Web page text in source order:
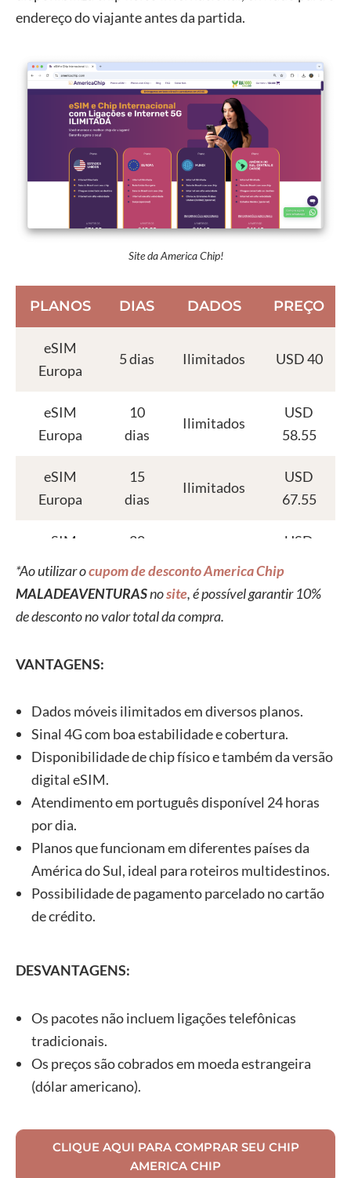
endereço do viajante antes da partida.
Site da America Chip!
PLANOS DIAS DADOS PREÇO
eSIM
Europa
5 dias Ilimitados USD 40
eSIM
Europa
10
dias
Ilimitados
USD
58.55
eSIM
Europa
15
dias
Ilimitados
USD
67.55
eSIM
Europa
20
dias
USD
*Ao utilizar ocupom de desconto America Chip
MALADEAVENTURASnosite, é possível garantir 10%
de desconto no valor total da compra.
VANTAGENS:
Dados móveis ilimitados em diversos planos.
Sinal 4G com boa estabilidade e cobertura.
Disponibilidade de chip físico e também da versão
digital eSIM.
Atendimento em português disponível 24 horas
por dia.
Planos que funcionam em diferentes países da
América do Sul, ideal para roteiros multidestinos.
Possibilidade de pagamento parcelado no cartão
de crédito.
DESVANTAGENS:
Os pacotes não incluem ligações telefônicas
tradicionais.
Os preços são cobrados em moeda estrangeira
(dólar americano).
CLIQUE AQUI PARA COMPRAR SEU CHIP
AMERICA CHIP